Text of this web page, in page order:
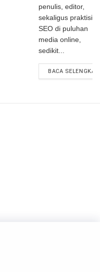
penulis, editor,
sekaligus praktisi
SEO di puluhan
media online,
sedikit...
BACA